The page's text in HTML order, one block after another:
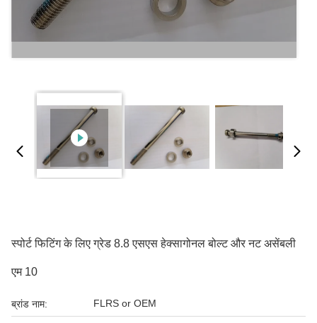
स्पोर्ट फिटिंग के लिए ग्रेड 8.8 एसएस हेक्सागोनल बोल्ट और नट असेंबली
एम 10
ब्रांड नाम: FLRS or OEM